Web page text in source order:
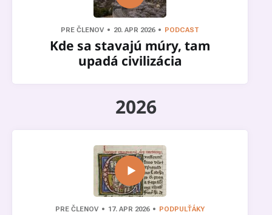
PRE ČLENOV 20. APR 2026 PODCAST
Kde sa stavajú múry, tam
upadá civilizácia
2026
PRE ČLENOV 17. APR 2026 PODPULŤÁKY